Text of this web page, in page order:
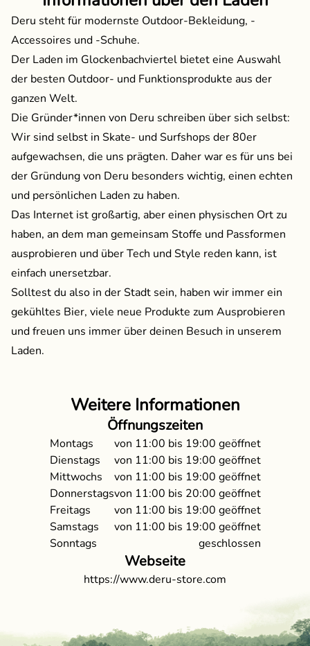
Deru steht für modernste Outdoor-Bekleidung, -
Accessoires und -Schuhe.
Der Laden im Glockenbachviertel bietet eine Auswahl
der besten Outdoor- und Funktionsprodukte aus der
ganzen Welt.
Die Gründer*innen von Deru schreiben über sich selbst:
Wir sind selbst in Skate- und Surfshops der 80er
aufgewachsen, die uns prägten. Daher war es für uns bei
der Gründung von Deru besonders wichtig, einen echten
und persönlichen Laden zu haben.
Das Internet ist großartig, aber einen physischen Ort zu
haben, an dem man gemeinsam Stoffe und Passformen
ausprobieren und über Tech und Style reden kann, ist
einfach unersetzbar.
Solltest du also in der Stadt sein, haben wir immer ein
gekühltes Bier, viele neue Produkte zum Ausprobieren
und freuen uns immer über deinen Besuch in unserem
Laden.
Weitere Informationen
Öffnungszeiten
Montags
Dienstags
Mittwochs
Donnerstags
Freitags
Samstags
Sonntags
von 11:00 bis 19:00 geöffnet
von 11:00 bis 19:00 geöffnet
von 11:00 bis 19:00 geöffnet
von 11:00 bis 20:00 geöffnet
von 11:00 bis 19:00 geöffnet
von 11:00 bis 19:00 geöffnet
geschlossen
Webseite
https://www.deru-store.com